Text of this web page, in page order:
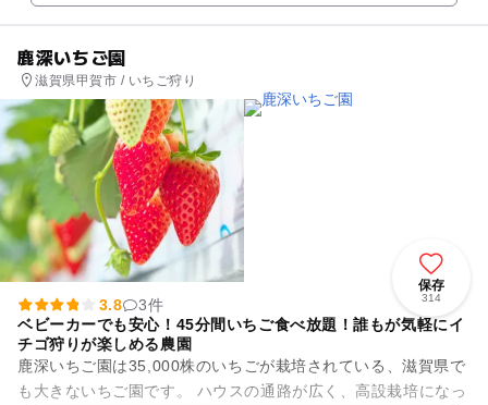
鹿深いちご園
滋賀県甲賀市 / いちご狩り
保存
314
3.8
3件
ベビーカーでも安心！45分間いちご食べ放題！誰もが気軽にイ
チゴ狩りが楽しめる農園
鹿深いちご園は35,000株のいちごが栽培されている、滋賀県で
も大きないちご園です。 ハウスの通路が広く、高設栽培になっ